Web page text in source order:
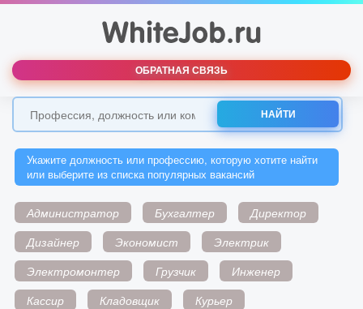
ОБРАТНАЯ СВЯЗЬ
НАЙТИ
Укажите должность или профессию, которую хотите найти
или выберите из списка популярных вакансий
Администратор Бухгалтер
Директор
Дизайнер
Экономист
Электрик
Электромонтер
Грузчик
Инженер
Кассир
Кладовщик
Курьер